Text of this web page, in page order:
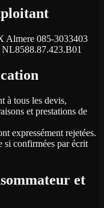
Almere 085-3033403
à tous les devis,
et prestations de
expressément rejetées.
si confirmées par écrit
et